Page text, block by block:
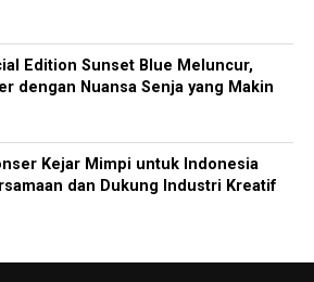
Edition Sunset Blue Meluncur,
dengan Nuansa Senja yang Makin
Kejar Mimpi untuk Indonesia
dan Dukung Industri Kreatif